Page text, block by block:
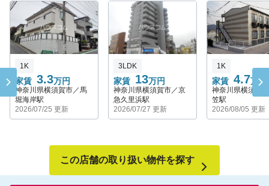
ＹＲＰ野比～三浦海岸エリアは南側に面した海と山に囲まれ
駅まで徒歩10分圏内も狙える自然重視派にお進めのエリアとな
ります。
家賃 3.3万円
1K
神奈川県横須賀市／馬
堀海岸駅
2026/07/25 更新
家賃 13万円
3LDK
神奈川県横須賀市／京
急久里浜駅
2026/07/27 更新
家賃 4.7万円
1K
神奈川県横須賀
笠駅
2026/08/05 更新
この店舗の取り扱い物件を探す